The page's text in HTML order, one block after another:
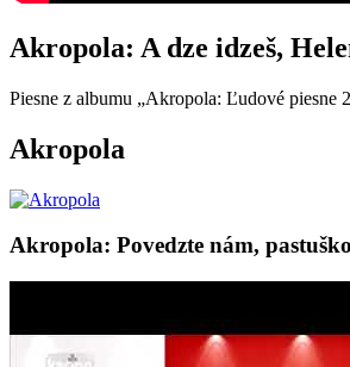
Akropola: A dze idzeš,
Piesne z albumu „Akropola: Ľudové
Akropola
Akropola: Povedzte nám,